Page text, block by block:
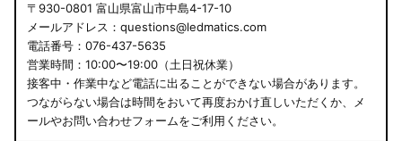
〒930-0801 富山県富山市中島4-17-10
メールアドレス：questions@ledmatics.com
電話番号：076-437-5635
営業時間：10:00〜19:00（土日祝休業）
接客中・作業中など電話に出ることができない場合があります。
つながらない場合は時間をおいて再度おかけ直しいただくか、メ
ールやお問い合わせフォームをご利用ください。